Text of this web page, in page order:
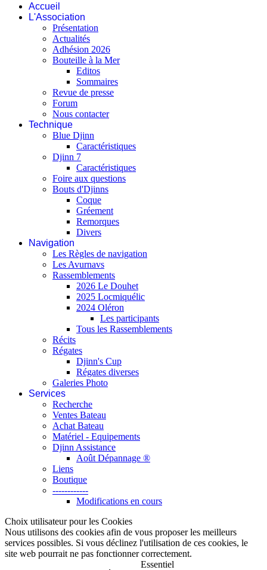
Accueil
L'Association
Présentation
Actualités
Adhésion 2026
Bouteille à la Mer
Editos
Sommaires
Revue de presse
Forum
Nous contacter
Technique
Blue Djinn
Caractéristiques
Djinn 7
Caractéristiques
Foire aux questions
Bouts d'Djinns
Coque
Gréement
Remorques
Divers
Navigation
Les Règles de navigation
Les Avurnavs
Rassemblements
2026 Le Douhet
2025 Locmiquélic
2024 Oléron
Les participants
Tous les Rassemblements
Récits
Régates
Djinn's Cup
Régates diverses
Galeries Photo
Services
Recherche
Ventes Bateau
Achat Bateau
Matériel - Equipements
Djinn Assistance
Août Dépannage ®
Liens
Boutique
------------
Modifications en cours
Choix utilisateur pour les Cookies
Nous utilisons des cookies afin de vous proposer les meilleurs
services possibles. Si vous déclinez l'utilisation de ces cookies, le
site web pourrait ne pas fonctionner correctement.
Essentiel